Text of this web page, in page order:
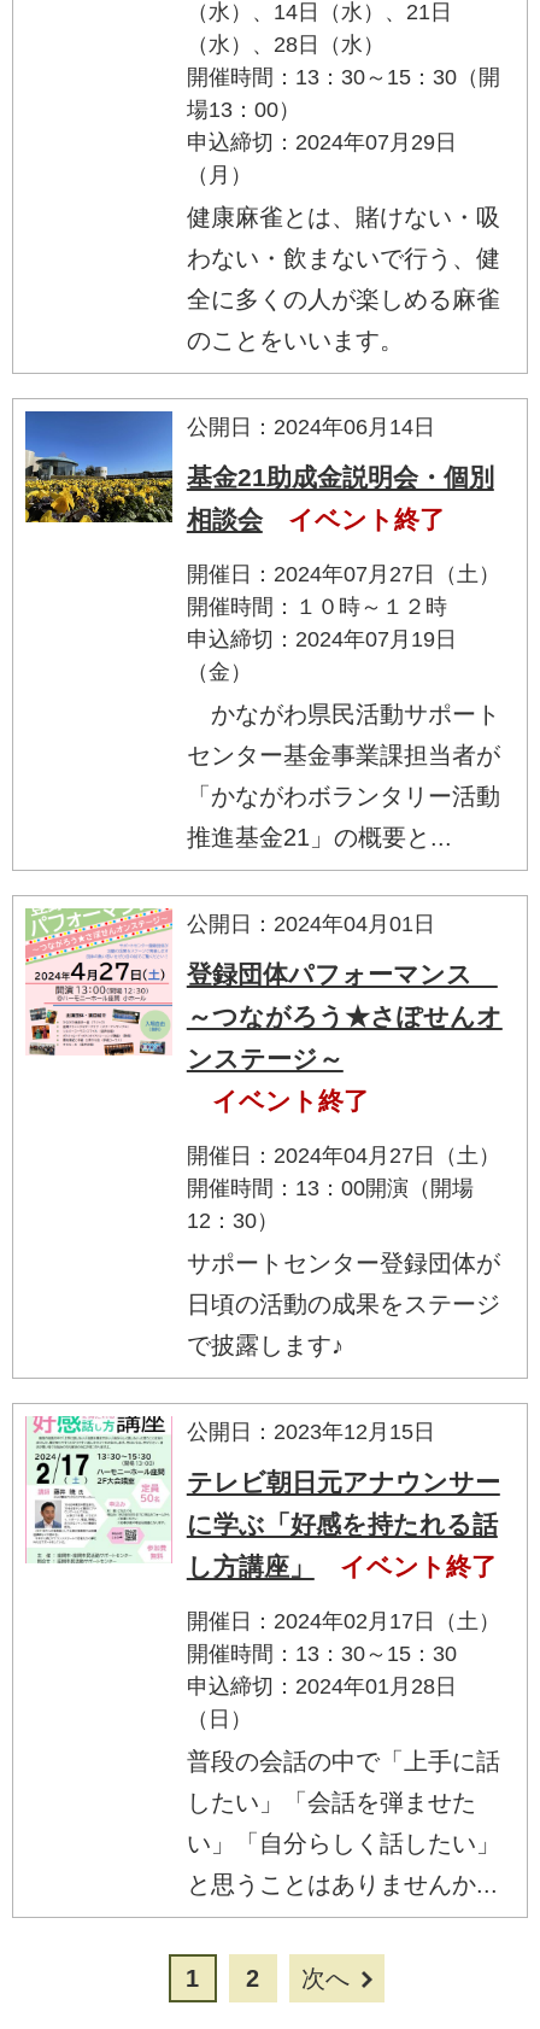
（水）、14日（水）、21日
（水）、28日（水）
開催時間：13：30～15：30（開
場13：00）
申込締切：2024年07月29日
（月）
健康麻雀とは、賭けない・吸
わない・飲まないで行う、健
全に多くの人が楽しめる麻雀
のことをいいます。
公開日：2024年06月14日
基金21助成金説明会・個別
相談会
イベント終了
開催日：2024年07月27日（土）
開催時間：１０時～１２時
申込締切：2024年07月19日
（金）
かながわ県民活動サポート
センター基金事業課担当者が
「かながわボランタリー活動
推進基金21」の概要と...
公開日：2024年04月01日
登録団体パフォーマンス
～つながろう★さぽせんオ
ンステージ～
イベント終了
開催日：2024年04月27日（土）
開催時間：13：00開演（開場
12：30）
サポートセンター登録団体が
日頃の活動の成果をステージ
で披露します♪
公開日：2023年12月15日
テレビ朝日元アナウンサー
に学ぶ「好感を持たれる話
し方講座」
イベント終了
開催日：2024年02月17日（土）
開催時間：13：30～15：30
申込締切：2024年01月28日
（日）
普段の会話の中で「上手に話
したい」「会話を弾ませた
い」「自分らしく話したい」
と思うことはありませんか...
1 2 次へ